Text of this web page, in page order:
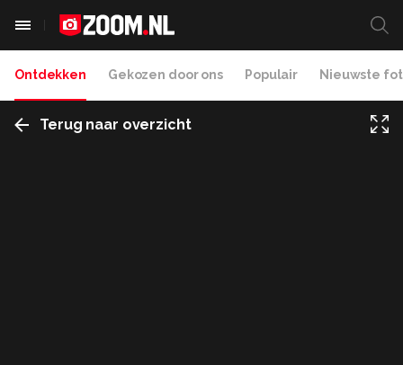
Ontdekken Gekozen door ons Populair Nieuwste
Terug naar overzicht